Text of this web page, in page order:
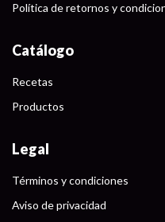
Política de retornos y
Catálogo
Recetas
Productos
Legal
Términos y condiciones
Aviso de privacidad